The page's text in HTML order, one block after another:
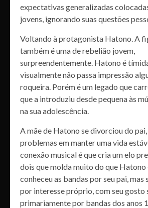
expectativas generalizadas
jovens, ignorando suas questões
Voltando à protagonista Hatono. A
também é uma de rebelião jovem,
surpreendentemente. Hatono é
visualmente não passa impressão
roqueira. Porém é um legado que
que a introduziu desde pequena às
na sua adolescência.
A mãe de Hatono se divorciou do
problemas em manter uma vida
conexão musical é que cria um elo
dois que molda muito do que Hatono
conheceu as bandas por seu pai, mas
por interesse próprio, com seu gosto
primariamente por bandas dos anos